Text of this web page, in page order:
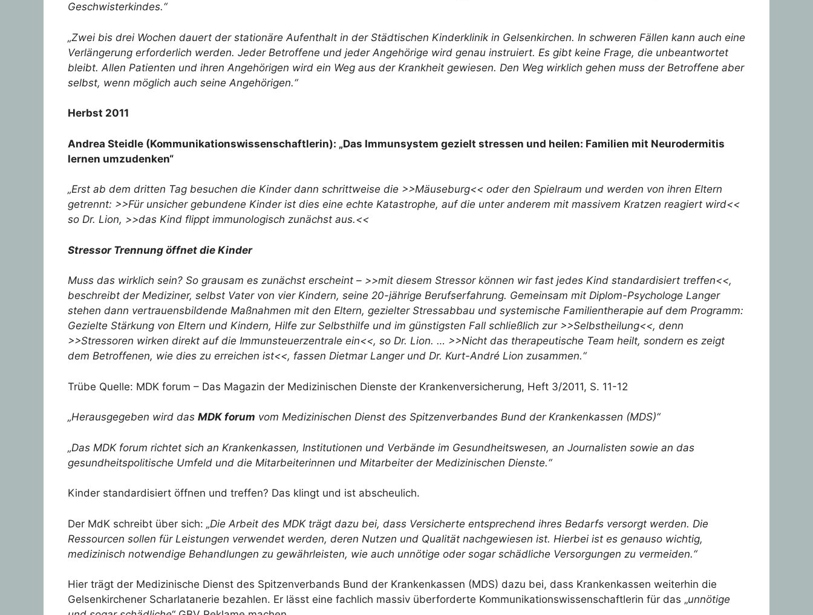
Geschwisterkindes.“
„Zwei bis drei Wochen dauert der stationäre Aufenthalt in der Städtischen Kinderklinik in Gelsenkirchen. In schweren Fällen kann auch eine
Verlängerung erforderlich werden. Jeder Betroffene und jeder Angehörige wird genau instruiert. Es gibt keine Frage, die unbeantwortet
bleibt. Allen Patienten und ihren Angehörigen wird ein Weg aus der Krankheit gewiesen. Den Weg wirklich gehen muss der Betroffene aber
selbst, wenn möglich auch seine Angehörigen.“
Herbst 2011
Andrea Steidle (Kommunikationswissenschaftlerin): „Das Immunsystem gezielt stressen und heilen: Familien mit Neurodermitis
lernen umzudenken“
„Erst ab dem dritten Tag besuchen die Kinder dann schrittweise die >>Mäuseburg<< oder den Spielraum und werden von ihren Eltern
getrennt: >>Für unsicher gebundene Kinder ist dies eine echte Katastrophe, auf die unter anderem mit massivem Kratzen reagiert wird<<
so Dr. Lion, >>das Kind flippt immunologisch zunächst aus.<<
Stressor Trennung öffnet die Kinder
Muss das wirklich sein? So grausam es zunächst erscheint – >>mit diesem Stressor können wir fast jedes Kind standardisiert treffen<<,
beschreibt der Mediziner, selbst Vater von vier Kindern, seine 20-jährige Berufserfahrung. Gemeinsam mit Diplom-Psychologe Langer
stehen dann vertrauensbildende Maßnahmen mit den Eltern, gezielter Stressabbau und systemische Familientherapie auf dem Programm:
Gezielte Stärkung von Eltern und Kindern, Hilfe zur Selbsthilfe und im günstigsten Fall schließlich zur >>Selbstheilung<<, denn
>>Stressoren wirken direkt auf die Immunsteuerzentrale ein<<, so Dr. Lion. … >>Nicht das therapeutische Team heilt, sondern es zeigt
dem Betroffenen, wie dies zu erreichen ist<<, fassen Dietmar Langer und Dr. Kurt-André Lion zusammen.“
Trübe Quelle: MDK forum – Das Magazin der Medizinischen Dienste der Krankenversicherung, Heft 3/2011, S. 11-12
„Herausgegeben wird das MDK forum vom Medizinischen Dienst des Spitzenverbandes Bund der Krankenkassen (MDS)“
„Das MDK forum richtet sich an Krankenkassen, Institutionen und Verbände im Gesundheitswesen, an Journalisten sowie an das
gesundheitspolitische Umfeld und die Mitarbeiterinnen und Mitarbeiter der Medizinischen Dienste.“
Kinder standardisiert öffnen und treffen? Das klingt und ist abscheulich.
Der MdK schreibt über sich: „Die Arbeit des MDK trägt dazu bei, dass Versicherte entsprechend ihres Bedarfs versorgt werden. Die
Ressourcen sollen für Leistungen verwendet werden, deren Nutzen und Qualität nachgewiesen ist. Hierbei ist es genauso wichtig,
medizinisch notwendige Behandlungen zu gewährleisten, wie auch unnötige oder sogar schädliche Versorgungen zu vermeiden.“
Hier trägt der Medizinische Dienst des Spitzenverbands Bund der Krankenkassen (MDS) dazu bei, dass Krankenkassen weiterhin die
Gelsenkirchener Scharlatanerie bezahlen. Er lässt eine fachlich massiv überforderte Kommunikationswissenschaftlerin für das „unnötige